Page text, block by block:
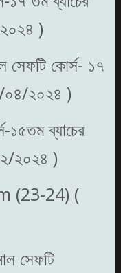
)
সেফটি কোর্স- ১৭
০৪/২০২৪ )
১৫তম ব্যাচের
২০২৪ )
(23-24) (
সেফটি